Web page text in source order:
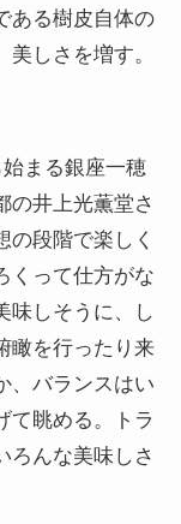
ある樹皮自体の
しさを増す。
まる銀座一穂
の井上光薫堂さ
の段階で楽しく
くって仕方がな
味しそうに、し
瞰を行ったり来
、バランスはい
て眺める。トラ
ろんな美味しさ